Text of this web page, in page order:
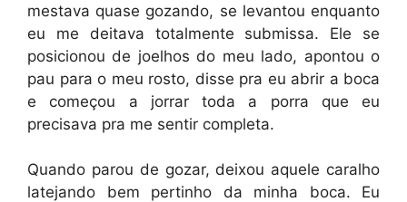
mestava quase gozando, se levantou enquanto
eu me deitava totalmente submissa. Ele se
posicionou de joelhos do meu lado, apontou o
pau para o meu rosto, disse pra eu abrir a boca
e começou a jorrar toda a porra que eu
precisava pra me sentir completa.
Quando parou de gozar, deixou aquele caralho
latejando bem pertinho da minha boca. Eu